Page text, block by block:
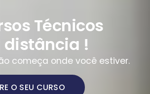
Técnicos
distância !
começa onde você estiver.
O SEU CURSO